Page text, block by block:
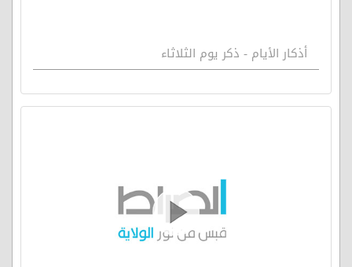
أذكار الأيام - ذكر يوم الثلاثاء